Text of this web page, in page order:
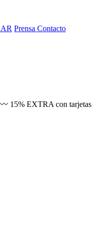
Prensa Contacto
15% EXTRA con tarjetas